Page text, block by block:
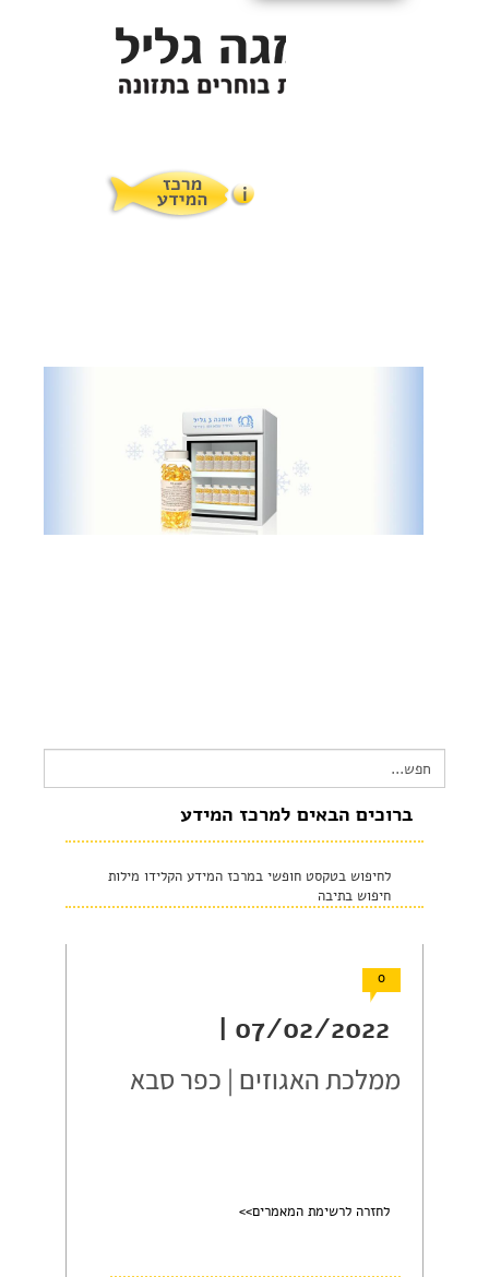
פרוטוקול אומגה
מרכז המטפלים
מרכז המידע
צור קשר
Search
for:
ברוכים הבאים למרכז המידע
לחיפוש בטקסט חופשי במרכז המידע הקלידו מילות
חיפוש בתיבה
0
07/02/2022 |
ממלכת האגוזים | כפר סבא
לחזרה לרשימת המאמרים>>